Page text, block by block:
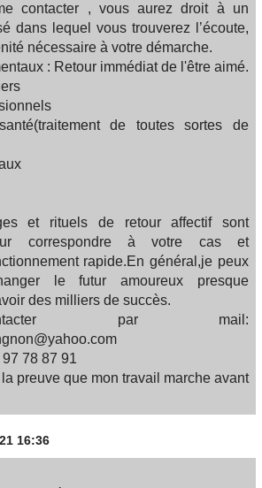
contacter , vous aurez droit à un
dans lequel vous trouverez l’écoute,
nécessaire à votre démarche.
: Retour immédiat de l'être aimé.
de toutes sortes de
et rituels de retour affectif sont
correspondre à votre cas et
rapide.En général,je peux
le futur amoureux presque
des milliers de succès.
par mail:
78 87 91
preuve que mon travail marche avant
16:36